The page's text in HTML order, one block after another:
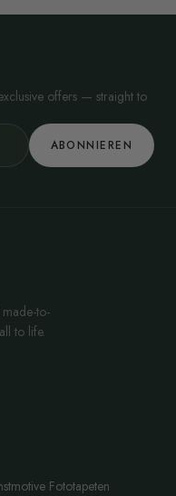
offers — straight to
ABONNIEREN
to-
to life.
Fototapeten